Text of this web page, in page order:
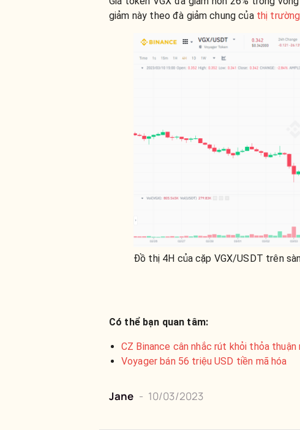
giảm này theo đà giảm chung của thị
Đồ thị 4H của cặp VGX/USDT trên
Có thể bạn quan tâm:
CZ Binance cân nhắc rút khỏi thỏa thuận
Voyager bán 56 triệu USD tiền mã hóa
Jane - 10/03/2023